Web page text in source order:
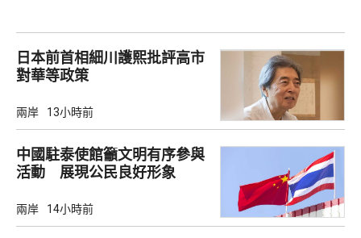
日本前首相細川護熙批評高市
對華等政策
兩岸 13小時前
中國駐泰使館籲文明有序參與
活動 展現公民良好形象
兩岸 14小時前